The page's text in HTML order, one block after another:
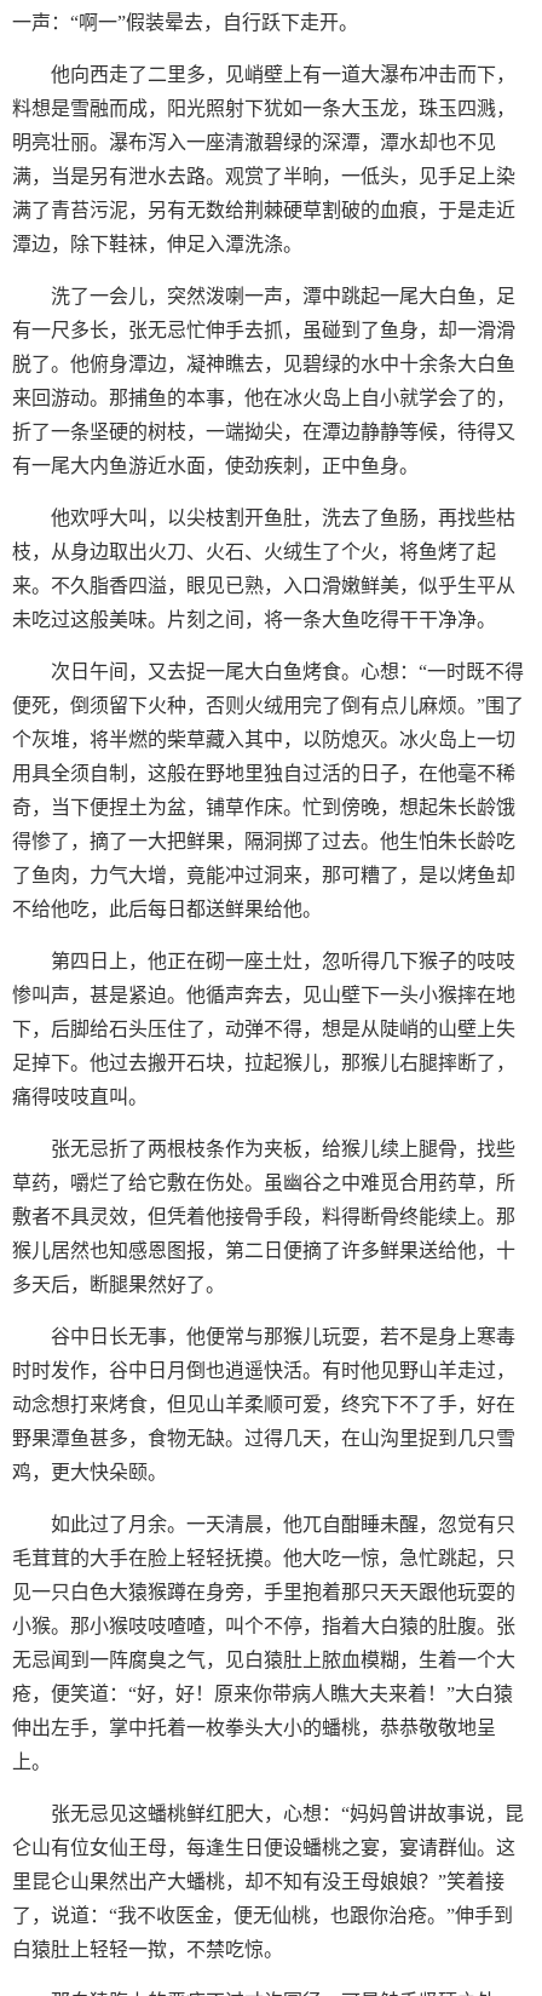
一声：“啊一”假装晕去，自行跃下走开。
他向西走了二里多，见峭壁上有一道大瀑布冲击而下，
料想是雪融而成，阳光照射下犹如一条大玉龙，珠玉四溅，
明亮壮丽。瀑布泻入一座清澈碧绿的深潭，潭水却也不见
满，当是另有泄水去路。观赏了半晌，一低头，见手足上染
满了青苔污泥，另有无数给荆棘硬草割破的血痕，于是走近
潭边，除下鞋袜，伸足入潭洗涤。
洗了一会儿，突然泼喇一声，潭中跳起一尾大白鱼，足
有一尺多长，张无忌忙伸手去抓，虽碰到了鱼身，却一滑滑
脱了。他俯身潭边，凝神瞧去，见碧绿的水中十余条大白鱼
来回游动。那捕鱼的本事，他在冰火岛上自小就学会了的，
折了一条坚硬的树枝，一端拗尖，在潭边静静等候，待得又
有一尾大内鱼游近水面，使劲疾刺，正中鱼身。
他欢呼大叫，以尖枝割开鱼肚，洗去了鱼肠，再找些枯
枝，从身边取出火刀、火石、火绒生了个火，将鱼烤了起
来。不久脂香四溢，眼见已熟，入口滑嫩鲜美，似乎生平从
未吃过这般美味。片刻之间，将一条大鱼吃得干干净净。
次日午间，又去捉一尾大白鱼烤食。心想：“一时既不得
便死，倒须留下火种，否则火绒用完了倒有点儿麻烦。”围了
个灰堆，将半燃的柴草藏入其中，以防熄灭。冰火岛上一切
用具全须自制，这般在野地里独自过活的日子，在他毫不稀
奇，当下便捏土为盆，铺草作床。忙到傍晚，想起朱长龄饿
得惨了，摘了一大把鲜果，隔洞掷了过去。他生怕朱长龄吃
了鱼肉，力气大增，竟能冲过洞来，那可糟了，是以烤鱼却
不给他吃，此后每日都送鲜果给他。
第四日上，他正在砌一座土灶，忽听得几下猴子的吱吱
惨叫声，甚是紧迫。他循声奔去，见山壁下一头小猴摔在地
下，后脚给石头压住了，动弹不得，想是从陡峭的山壁上失
足掉下。他过去搬开石块，拉起猴儿，那猴儿右腿摔断了，
痛得吱吱直叫。
张无忌折了两根枝条作为夹板，给猴儿续上腿骨，找些
草药，嚼烂了给它敷在伤处。虽幽谷之中难觅合用药草，所
敷者不具灵效，但凭着他接骨手段，料得断骨终能续上。那
猴儿居然也知感恩图报，第二日便摘了许多鲜果送给他，十
多天后，断腿果然好了。
谷中日长无事，他便常与那猴儿玩耍，若不是身上寒毒
时时发作，谷中日月倒也逍遥快活。有时他见野山羊走过，
动念想打来烤食，但见山羊柔顺可爱，终究下不了手，好在
野果潭鱼甚多，食物无缺。过得几天，在山沟里捉到几只雪
鸡，更大快朵颐。
如此过了月余。一天清晨，他兀自酣睡未醒，忽觉有只
毛茸茸的大手在脸上轻轻抚摸。他大吃一惊，急忙跳起，只
见一只白色大猿猴蹲在身旁，手里抱着那只天天跟他玩耍的
小猴。那小猴吱吱喳喳，叫个不停，指着大白猿的肚腹。张
无忌闻到一阵腐臭之气，见白猿肚上脓血模糊，生着一个大
疮，便笑道：“好，好！原来你带病人瞧大夫来着！”大白猿
伸出左手，掌中托着一枚拳头大小的蟠桃，恭恭敬敬地呈
上。
张无忌见这蟠桃鲜红肥大，心想：“妈妈曾讲故事说，昆
仑山有位女仙王母，每逢生日便设蟠桃之宴，宴请群仙。这
里昆仑山果然出产大蟠桃，却不知有没王母娘娘？”笑着接
了，说道：“我不收医金，便无仙桃，也跟你治疮。”伸手到
白猿肚上轻轻一揿，不禁吃惊。